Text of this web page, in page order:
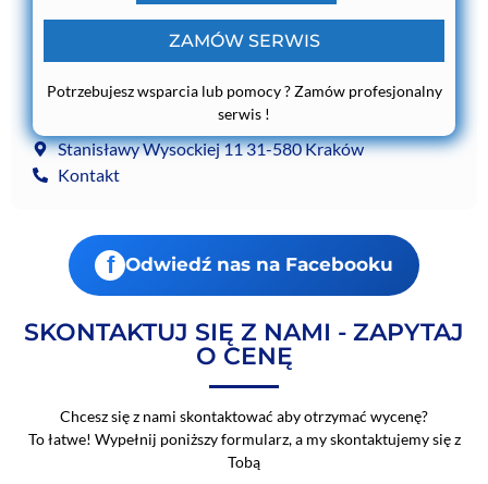
ZAMÓW SERWIS
Potrzebujesz wsparcia lub pomocy ? Zamów profesjonalny
serwis !
Stanisławy Wysockiej 11 31-580 Kraków
Kontakt
f Odwiedź nas na Facebooku
SKONTAKTUJ SIĘ Z NAMI - ZAPYTAJ
O CENĘ
Chcesz się z nami skontaktować aby otrzymać wycenę?
To łatwe! Wypełnij poniższy formularz, a my skontaktujemy się z
Tobą